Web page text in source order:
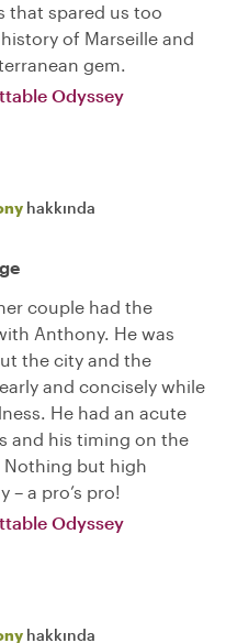
that spared us too
of Marseille and
gem.
Odyssey
hakkında
couple had the
Anthony. He was
the city and the
and concisely while
He had an acute
and his timing on the
but high
a pro’s pro!
Odyssey
hakkında